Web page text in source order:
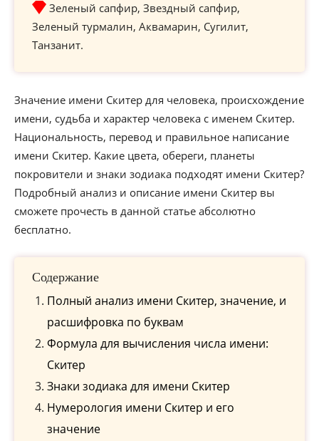
Зеленый сапфир, Звездный сапфир,
Зеленый турмалин, Аквамарин, Сугилит,
Танзанит.
Значение имени Скитер для человека, происхождение
имени, судьба и характер человека с именем Скитер.
Национальность, перевод и правильное написание
имени Скитер. Какие цвета, обереги, планеты
покровители и знаки зодиака подходят имени Скитер?
Подробный анализ и описание имени Скитер вы
сможете прочесть в данной статье абсолютно
бесплатно.
Содержание
Полный анализ имени Скитер, значение, и
расшифровка по буквам
Формула для вычисления числа имени:
Скитер
Знаки зодиака для имени Скитер
Нумерология имени Скитер и его
значение